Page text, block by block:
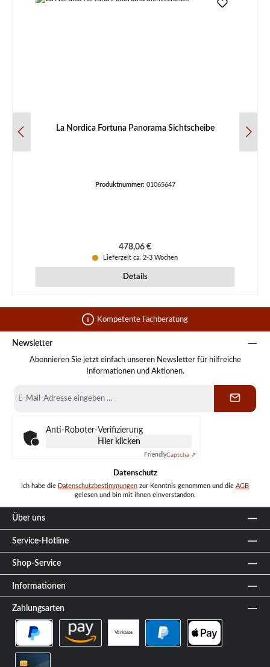
La Nordica Fortuna Panorama Sichtscheibe
Produktnummer: 01065647
Regulärer Preis:
478,06 €
Lieferzeit ca. 2-3 Wochen
Details
Kompetente Fachberatung
Newsletter
Abonnieren Sie jetzt einfach unseren Newsletter für hilfreiche
Informationen und Aktionen.
Mail-
Anti-Roboter-Verifizierung
Hier klicken
FriendlyCaptcha ⇗
Datenschutz
Ich habe die Datenschutzbestimmungen zur Kenntnis genommen und die AGB
gelesen und bin mit ihnen einverstanden.
Über uns
Service-Hotline
Shop-Service
Informationen
Zahlungsarten
Vorkasse
PayPal Später Bezahlen